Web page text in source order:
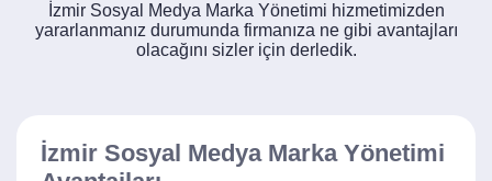
İzmir Sosyal Medya Marka Yönetimi hizmetimizden
yararlanmanız durumunda firmanıza ne gibi avantajları
olacağını sizler için derledik.
İzmir Sosyal Medya Marka Yönetimi